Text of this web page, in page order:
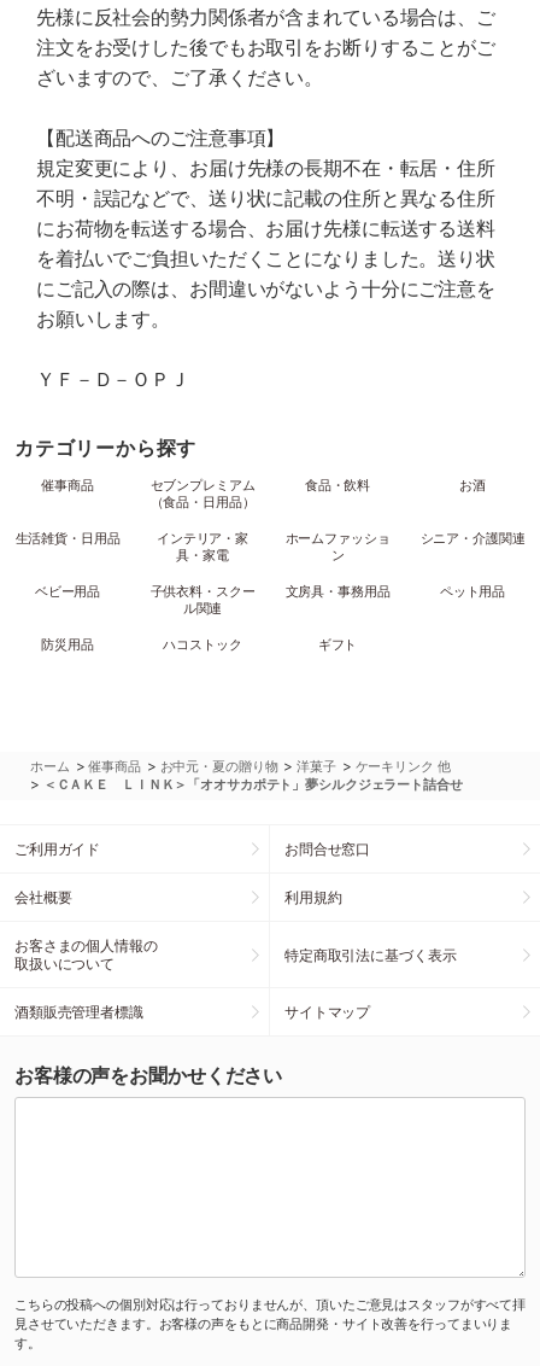
先様に反社会的勢力関係者が含まれている場合は、ご
注文をお受けした後でもお取引をお断りすることがご
ざいますので、ご了承ください。
【配送商品へのご注意事項】
規定変更により、お届け先様の長期不在・転居・住所
不明・誤記などで、送り状に記載の住所と異なる住所
にお荷物を転送する場合、お届け先様に転送する送料
を着払いでご負担いただくことになりました。送り状
にご記入の際は、お間違いがないよう十分にご注意を
お願いします。
ＹＦ－Ｄ－ＯＰＪ
カテゴリーから探す
催事商品
セブンプレミアム
（食品・日用品）
食品・飲料 お酒
生活雑貨・日用品
インテリア・家
具・家電
ホームファッショ
ン
シニア・介護関連
ベビー用品
子供衣料・スクー
ル関連
文房具・事務用品 ペット用品
防災用品 ハコストック ギフト
ホーム >催事商品 > お中元・夏の贈り物 >洋菓子 > ケーキリンク 他
> ＜ＣＡＫＥ ＬＩＮＫ＞「オオサカポテト」夢シルクジェラート詰合せ
ご利用ガイド お問合せ窓口
会社概要 利用規約
お客さまの個人情報の
取扱いについて
特定商取引法に基づく表示
酒類販売管理者標識 サイトマップ
お客様の声をお聞かせください
こちらの投稿への個別対応は行っておりませんが、頂いたご意見はスタッフがすべて拝
見させていただきます。お客様の声をもとに商品開発・サイト改善を行ってまいりま
す。